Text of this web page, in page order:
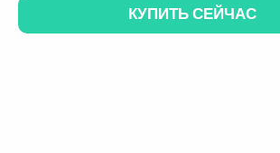
КУПИТЬ СЕЙЧАС